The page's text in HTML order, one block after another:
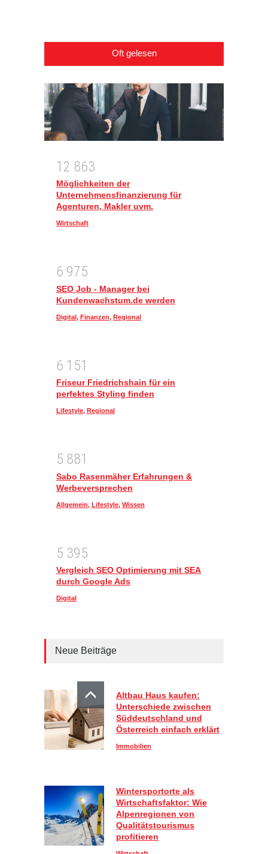
Oft gelesen
1 2 863
Möglichkeiten der
Unternehmensfinanzierung für
Agenturen, Makler uvm.
Wirtschaft
6 975
SEO Job - Manager bei
Kundenwachstum.de werden
Digital, Finanzen, Regional
6 1 51
Friseur Friedrichshain für ein
perfektes Styling finden
Lifestyle, Regional
5 881
Sabo Rasenmäher Erfahrungen &
Werbeversprechen
Allgemein, Lifestyle, Wissen
5 395
Vergleich SEO Optimierung mit SEA
durch Google Ads
Digital
Neue Beiträge
Altbau Haus kaufen:
Unterschiede zwischen
Süddeutschland und
Österreich einfach erklärt
Immobilien
Wintersportorte als
Wirtschaftsfaktor: Wie
Alpenregionen von
Qualitätstourismus
profitieren